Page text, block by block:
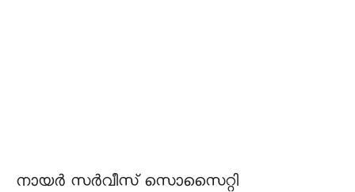
നായർ സർവീസ് സൊസൈറ്റി